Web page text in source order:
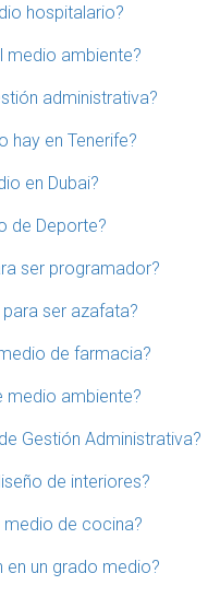
hospitalario?
medio ambiente?
administrativa?
hay en Tenerife?
en Dubai?
de Deporte?
ser programador?
ser azafata?
de farmacia?
medio ambiente?
Gestión Administrativa?
de interiores?
medio de cocina?
en un grado medio?